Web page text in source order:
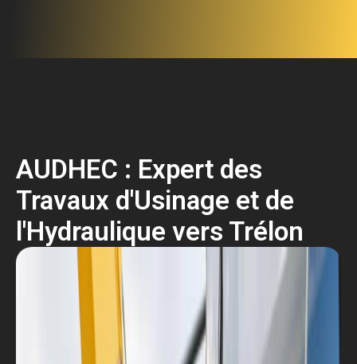
AUDHEC : Expert des
Travaux d'Usinage et de
l'Hydraulique vers Trélon